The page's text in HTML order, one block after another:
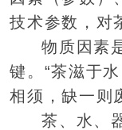
技术参数，对
物质因素
键。“茶滋于
相须，缺一则
茶、水、